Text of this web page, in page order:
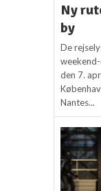
Ny
by
De
den 7.
Nantes...